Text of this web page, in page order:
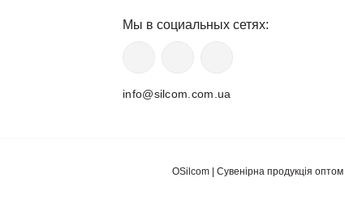
Мы в социальных сетях:
info@silcom.com.ua
OSilcom | Сувенірна продукція